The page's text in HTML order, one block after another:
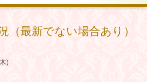
（最新でない場合あり）
)